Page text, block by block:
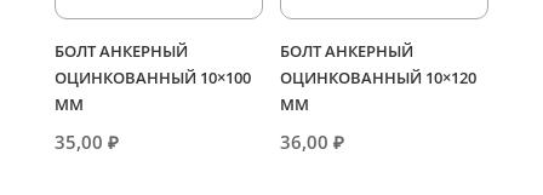
БОЛТ АНКЕРНЫЙ
ОЦИНКОВАННЫЙ 10×100
ММ
35,00 ₽
БОЛТ АНКЕРНЫЙ
ОЦИНКОВАННЫЙ 10×120
ММ
36,00₽